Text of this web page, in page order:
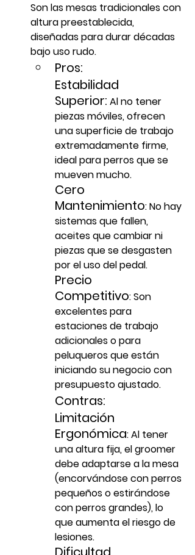
Son las mesas tradicionales con
altura preestablecida,
diseñadas para durar décadas
bajo uso rudo.
Pros:
Estabilidad
Superior: Al no tener
piezas móviles, ofrecen
una superficie de trabajo
extremadamente firme,
ideal para perros que se
mueven mucho.
Cero
Mantenimiento: No hay
sistemas que fallen,
aceites que cambiar ni
piezas que se desgasten
por el uso del pedal.
Precio
Competitivo: Son
excelentes para
estaciones de trabajo
adicionales o para
peluqueros que están
iniciando su negocio con
presupuesto ajustado.
Contras:
Limitación
Ergonómica: Al tener
una altura fija, el groomer
debe adaptarse a la mesa
(encorvándose con perros
pequeños o estirándose
con perros grandes), lo
que aumenta el riesgo de
lesiones.